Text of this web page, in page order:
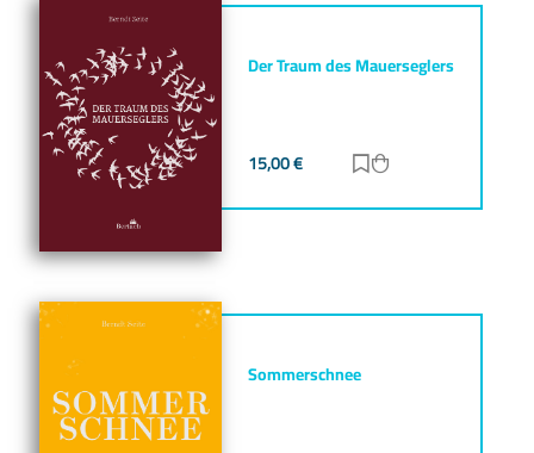
Der Traum des Mauerseglers
15,00€ Zur Merkliste
Sommerschnee